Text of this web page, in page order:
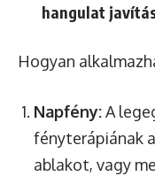
hangulat
Hogyan
Napfény:A
fényterápiának
ablakot, vagy